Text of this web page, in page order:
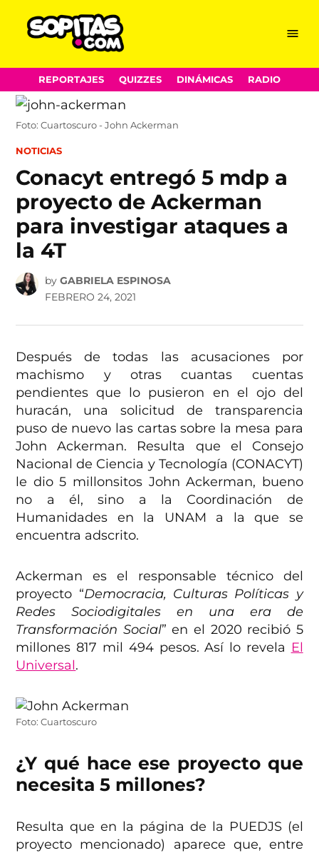
Skip
to
content
Menu
REPORTAJES QUIZZES DINÁMICAS RADIO
Foto: Cuartoscuro - John Ackerman
POSTED
NOTICIAS
Conacyt entregó 5 mdp a
proyecto de Ackerman
para investigar ataques a
la 4T
by GABRIELA ESPINOSA
FEBRERO 24, 2021
Después de todas las acusaciones por
machismo y otras cuantas cuentas
pendientes que lo pusieron en el ojo del
huracán, una solicitud de transparencia
puso de nuevo las cartas sobre la mesa para
John Ackerman. Resulta que el Consejo
Nacional de Ciencia y Tecnología (CONACYT)
le dio 5 millonsitos John Ackerman, bueno
no a él, sino a la Coordinación de
Humanidades en la UNAM a la que se
encuentra adscrito.
Ackerman es el responsable técnico del
proyecto “Democracia, Culturas Políticas y
Redes Sociodigitales en una era de
Transformación Social” en el 2020 recibió 5
millones 817 mil 494 pesos. Así lo revela El
Universal.
Foto: Cuartoscuro
¿Y qué hace ese proyecto que
necesita 5 millones?
Resulta que en la página de la PUEDJS (el
proyecto mencionado) aparece que, entre